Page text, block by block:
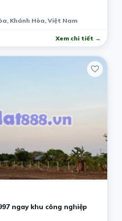
Khánh Hòa, Việt Nam
Xem chi tiết →
ngay khu công nghiệp